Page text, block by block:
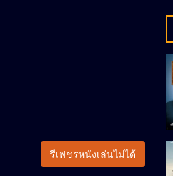
รีเฟชรหนังเล่นไม่ได้